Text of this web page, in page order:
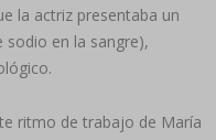
la actriz presentaba un
sodio en la sangre),
ritmo de trabajo de María